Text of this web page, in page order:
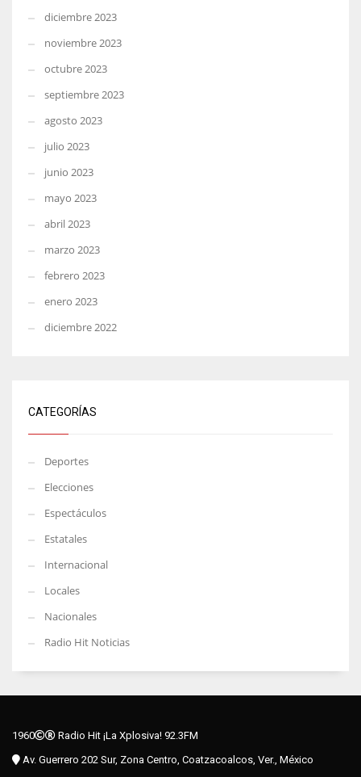
diciembre 2023
noviembre 2023
octubre 2023
septiembre 2023
agosto 2023
julio 2023
junio 2023
mayo 2023
abril 2023
marzo 2023
febrero 2023
enero 2023
diciembre 2022
CATEGORÍAS
Deportes
Elecciones
Espectáculos
Estatales
Internacional
Locales
Nacionales
Radio Hit Noticias
1960
Radio Hit ¡La Xplosiva! 92.3FM
Av. Guerrero 202 Sur, Zona Centro, Coatzacoalcos, Ver., México